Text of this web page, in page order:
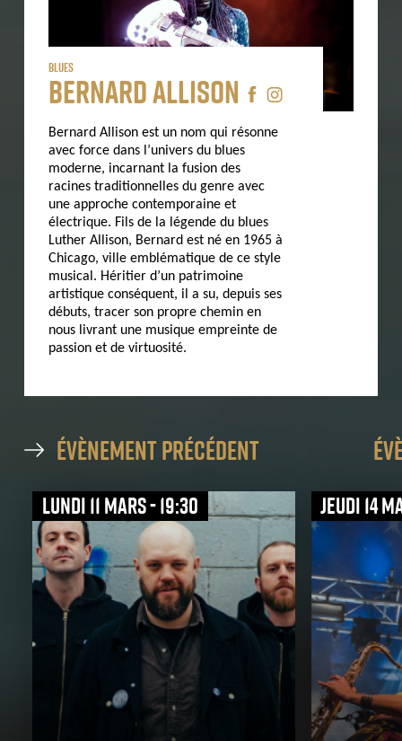
Blues
Bernard Allison
Bernard Allison est un nom qui résonne
avec force dans l’univers du blues
moderne, incarnant la fusion des
racines traditionnelles du genre avec
une approche contemporaine et
électrique. Fils de la légende du blues
Luther Allison, Bernard est né en 1965 à
Chicago, ville emblématique de ce style
musical. Héritier d’un patrimoine
artistique conséquent, il a su, depuis ses
débuts, tracer son propre chemin en
nous livrant une musique empreinte de
passion et de virtuosité.
évènement précédent
lundi 11 mars - 19:30 jeudi 14